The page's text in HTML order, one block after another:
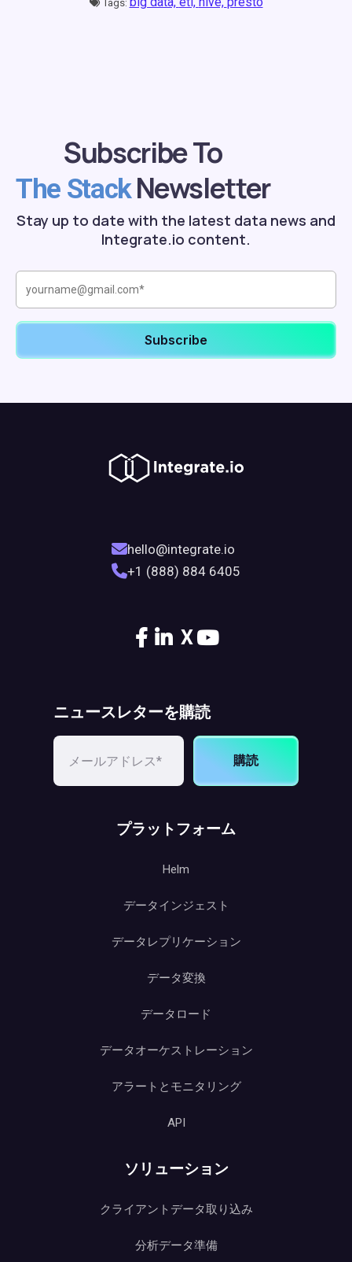
Tags:
Subscribe To
The StackNewsletter
Stay up to date with the latest data news and
Integrate.io content.
hello@integrate.io
+1 (888) 884 6405
X
ニュースレターを購読
購読
プラットフォーム
Helm
データインジェスト
データレプリケーション
データ変換
データロード
データオーケストレーション
アラートとモニタリング
API
ソリューション
クライアントデータ取り込み
分析データ準備